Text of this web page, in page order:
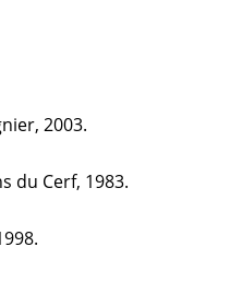
2003.
du Cerf, 1983.